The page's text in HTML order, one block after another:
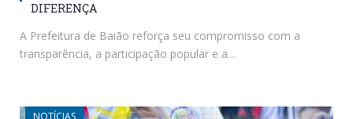
DIFERENÇA
A Prefeitura de Baião reforça seu compromisso com a
transparência, a participação popular e a…